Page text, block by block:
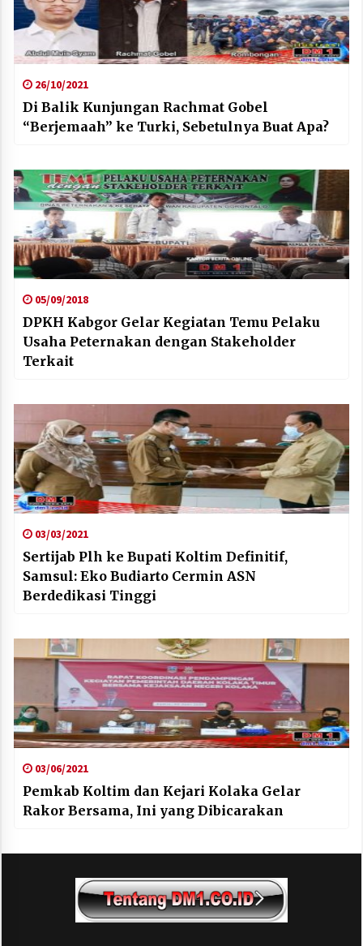
26/10/2021
Di Balik Kunjungan Rachmat Gobel
“Berjemaah” ke Turki, Sebetulnya Buat Apa?
05/09/2018
DPKH Kabgor Gelar Kegiatan Temu Pelaku
Usaha Peternakan dengan Stakeholder
Terkait
03/03/2021
Sertijab Plh ke Bupati Koltim Definitif,
Samsul: Eko Budiarto Cermin ASN
Berdedikasi Tinggi
03/06/2021
Pemkab Koltim dan Kejari Kolaka Gelar
Rakor Bersama, Ini yang Dibicarakan